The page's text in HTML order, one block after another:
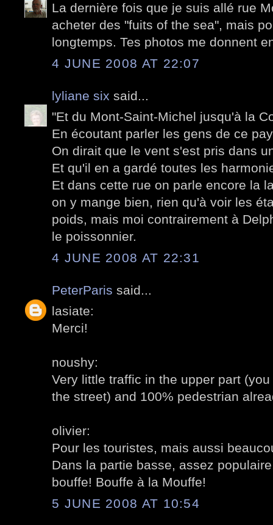
La dernière fois que je suis allé rue
acheter des "fuits of the sea", mais
longtemps. Tes photos me donnent
4 JUNE 2008 AT 22:07
lyliane six said...
"Et du Mont-Saint-Michel jusqu'à la
En écoutant parler les gens de ce
On dirait que le vent s'est pris dans
Et qu'il en a gardé toutes les
Et dans cette rue on parle encore la
on y mange bien, rien qu'à voir les
poids, mais moi contrairement à
le poissonnier.
4 JUNE 2008 AT 22:31
PeterParis said...
lasiate:
Merci!
noushy:
Very little traffic in the upper part
the street) and 100% pedestrian
olivier:
Pour les touristes, mais aussi
Dans la partie basse, assez
bouffe! Bouffe à la Mouffe!
5 JUNE 2008 AT 10:54